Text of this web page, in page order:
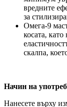
вредните
за
Омега-9
косата,
скалпа,
Начин на
Нанесете върху